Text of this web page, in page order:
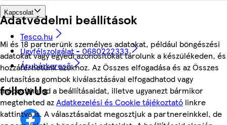
Adatvédelmi beállítások
Mi és 18 partnerünk személyes adatokat, például böngészési
adatokat vagy egyedi azonosítókat tárolunk a készülékeden, és
hozzáférhetünk azokhoz. Az Összes elfogadása és az Összes
elutasítása gombok kiválasztásával elfogadhatod vagy
módosíthatod a beállításaidat, illetve ugyanezt bármikor
megteheted azAdatkezelési és Cookie tájékoztató linkre
kattintva is. A választásaidat megosztjuk a partnereinkkel, de
Kapcsolat
Tesco.hu
Ügyfélszolgálat - 0680222333
Áruházkereső
followUs